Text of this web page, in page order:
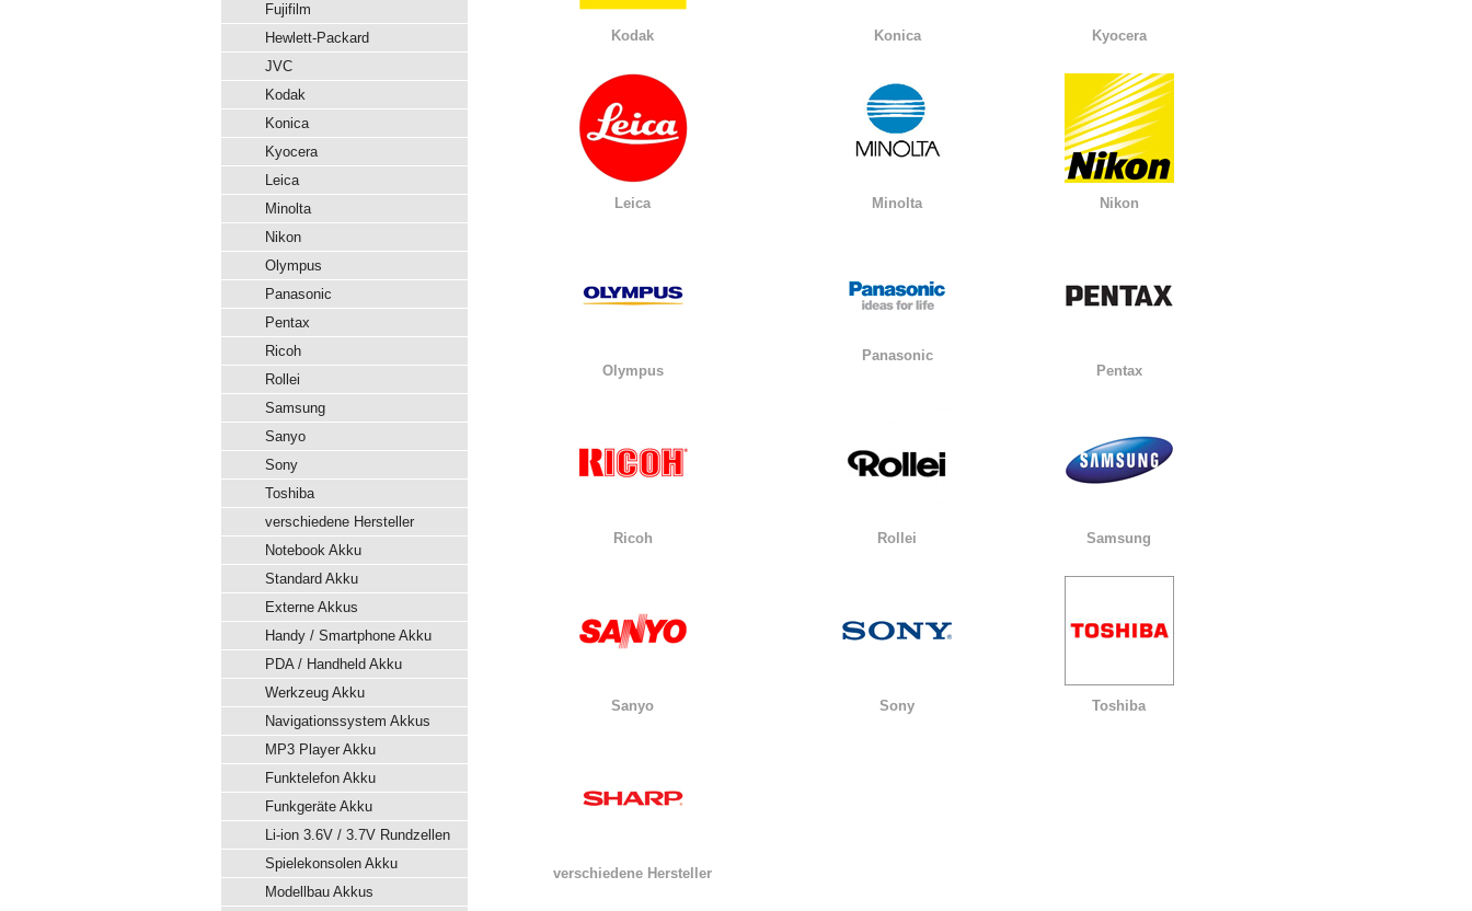
Fujifilm
Hewlett-Packard
JVC
Kodak
Konica
Kyocera
Leica
Minolta
Nikon
Olympus
Panasonic
Pentax
Ricoh
Rollei
Samsung
Sanyo
Sony
Toshiba
verschiedene Hersteller
Notebook Akku
Standard Akku
Externe Akkus
Handy / Smartphone Akku
PDA / Handheld Akku
Werkzeug Akku
Navigationssystem Akkus
MP3 Player Akku
Funktelefon Akku
Funkgeräte Akku
Li-ion 3.6V / 3.7V Rundzellen
Spielekonsolen Akku
Modellbau Akkus
Kodak Konica Kyocera
Leica Minolta Nikon
Olympus
Panasonic
Pentax
Ricoh Rollei Samsung
Sanyo Sony Toshiba
verschiedene Hersteller